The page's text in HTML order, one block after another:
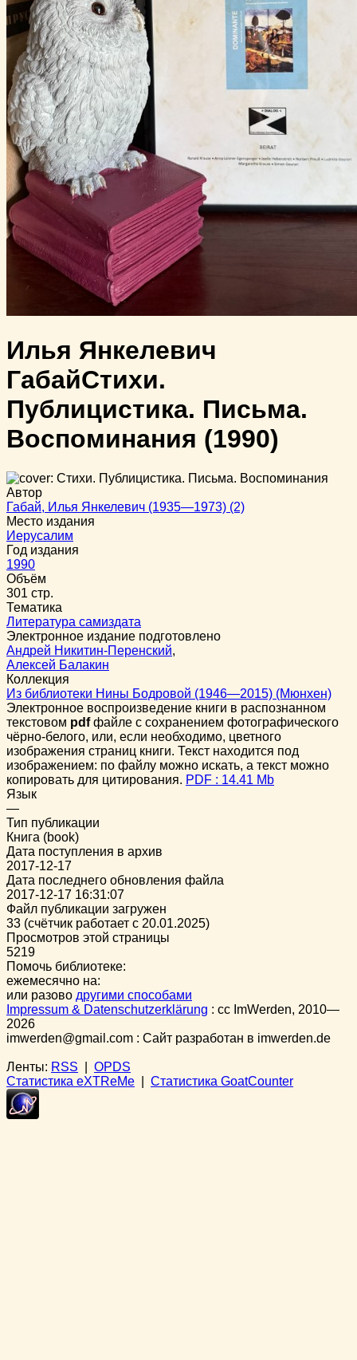
Илья Янкелевич
ГабайСтихи.
Публицистика. Письма.
Воспоминания (1990)
Автор
Габай, Илья Янкелевич (1935—1973) (2)
Место издания
Иерусалим
Год издания
1990
Объём
301 стр.
Тематика
Литература самиздата
Электронное издание подготовлено
Андрей Никитин-Перенский,
Алексей Балакин
Коллекция
Из библиотеки Нины Бодровой (1946—2015) (Мюнхен)
Электронное воспроизведение книги в распознанном
текстовом pdfфайле с сохранением фотографического
чёрно-белого, или, если необходимо, цветного
изображения страниц книги. Текст находится под
изображением: по файлу можно искать, а текст можно
копировать для цитирования. PDF : 14.41 Mb
Язык
—
Тип публикации
Книга (book)
Дата поступления в архив
2017-12-17
Дата последнего обновления файла
2017-12-17 16:31:07
Файл публикации загружен
33 (счётчик работает с 20.01.2025)
Просмотров этой страницы
5219
Помочь библиотеке:
ежемесячно на:
или разово другими способами
Impressum & Datenschutzerklärung : cc ImWerden, 2010—
2026
imwerden@gmail.com : Сайт разработан в imwerden.de
Ленты: RSS
OPDS
Статистика eXTReMe
Статистика GoatCounter